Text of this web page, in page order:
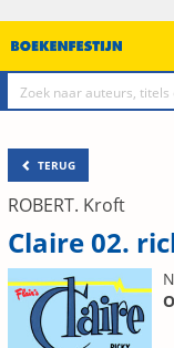
TERUG
ROBERT. Kroft
Claire 02.